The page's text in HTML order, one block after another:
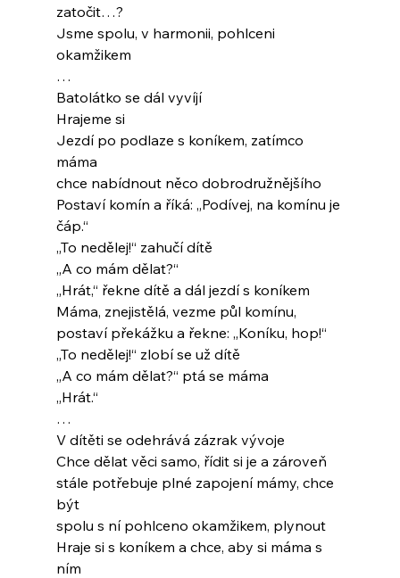
zatočit…?
Jsme spolu, v harmonii, pohlceni
okamžikem
…
Batolátko se dál vyvíjí
Hrajeme si
Jezdí po podlaze s koníkem, zatímco
máma
chce nabídnout něco dobrodružnějšího
Postaví komín a říká: „Podívej, na komínu je
čáp.“
„To nedělej!“ zahučí dítě
„A co mám dělat?“
„Hrát,“ řekne dítě a dál jezdí s koníkem
Máma, znejistělá, vezme půl komínu,
postaví překážku a řekne: „Koníku, hop!“
„To nedělej!“ zlobí se už dítě
„A co mám dělat?“ ptá se máma
„Hrát.“
…
V dítěti se odehrává zázrak vývoje
Chce dělat věci samo, řídit si je a zároveň
stále potřebuje plné zapojení mámy, chce
být
spolu s ní pohlceno okamžikem, plynout
Hraje si s koníkem a chce, aby si máma s
ním